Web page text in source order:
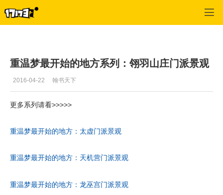
重温梦最开始的地方系列：翎羽山庄门派景观
2016-04-22 翰书天下
更多系列请看>>>>>
重温梦最开始的地方：太虚门派景观
重温梦最开始的地方：天机营门派景观
重温梦最开始的地方：龙巫宫门派景观